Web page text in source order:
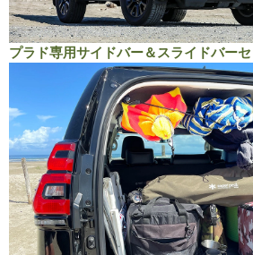
プラド専用サイドバー＆スライドバーセ